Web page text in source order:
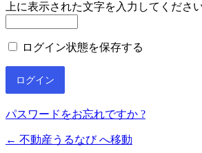
上に表示された文字を入力してください
ログイン状態を保存する
パスワードをお忘れですか ?
← 不動産うるなび へ移動